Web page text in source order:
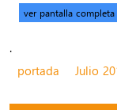
ver pantalla completa
.
portada
Julio